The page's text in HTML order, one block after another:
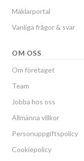
Mäklarportal
Vanliga frågor & svar
OM OSS
Om företaget
Team
Jobba hos oss
Allmänna villkor
Personuppgiftspolicy
Cookiepolicy